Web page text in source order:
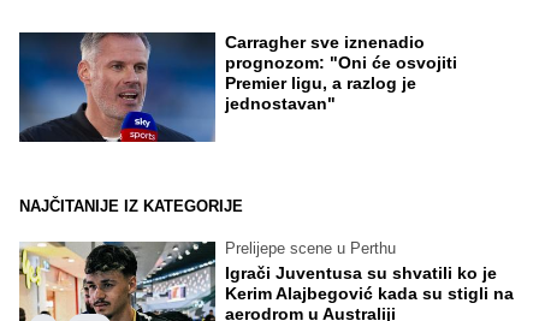
Carragher sve iznenadio
prognozom: "Oni će osvojiti
Premier ligu, a razlog je
jednostavan"
NAJČITANIJE IZ KATEGORIJE
Prelijepe scene u Perthu
Igrači Juventusa su shvatili ko je
Kerim Alajbegović kada su stigli na
aerodrom u Australiji